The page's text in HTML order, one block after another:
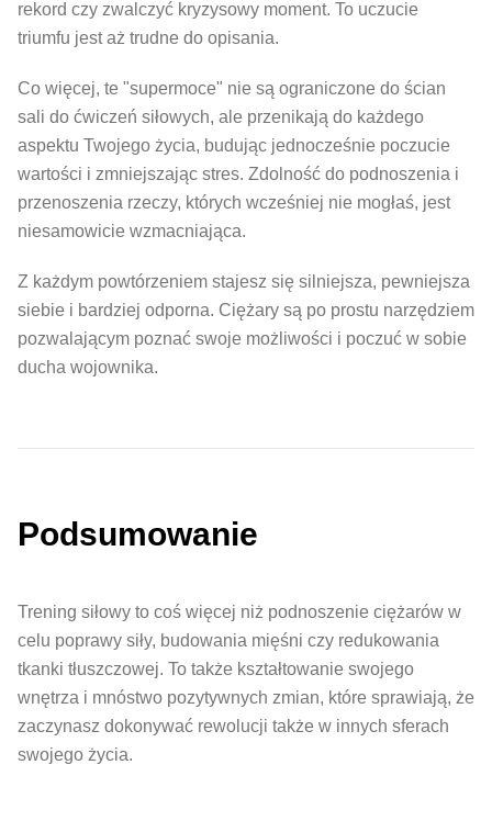
rekord czy zwalczyć kryzysowy moment. To uczucie
triumfu jest aż trudne do opisania.
Co więcej, te "supermoce" nie są ograniczone do ścian
sali do ćwiczeń siłowych, ale przenikają do każdego
aspektu Twojego życia, budując jednocześnie poczucie
wartości i zmniejszając stres. Zdolność do podnoszenia i
przenoszenia rzeczy, których wcześniej nie mogłaś, jest
niesamowicie wzmacniająca.
Z każdym powtórzeniem stajesz się silniejsza, pewniejsza
siebie i bardziej odporna. Ciężary są po prostu narzędziem
pozwalającym poznać swoje możliwości i poczuć w sobie
ducha wojownika.
Podsumowanie
Trening siłowy to coś więcej niż podnoszenie ciężarów w
celu poprawy siły, budowania mięśni czy redukowania
tkanki tłuszczowej. To także kształtowanie swojego
wnętrza i mnóstwo pozytywnych zmian, które sprawiają, że
zaczynasz dokonywać rewolucji także w innych sferach
swojego życia.